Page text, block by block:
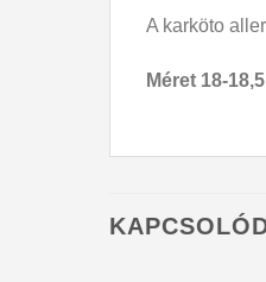
A karköto
Méret 18-